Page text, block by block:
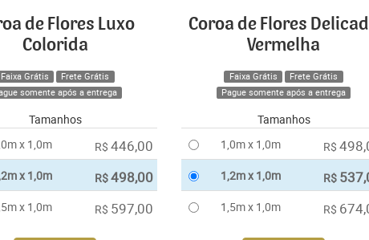
de Flores Luxo
Colorida
Faixa Grátis
Frete Grátis
somente após a entrega
Tamanhos
x 1,0m
R$ 446,00
x 1,0m R$498,00
x 1,0m R$ 597,00
Coroa de Flores
Vermelha
Faixa Grátis
Frete Grátis
Pague somente após a entrega
Tamanhos
1,0m x 1,0m
R$
1,2m x 1,0m R$
1,5m x 1,0m R$